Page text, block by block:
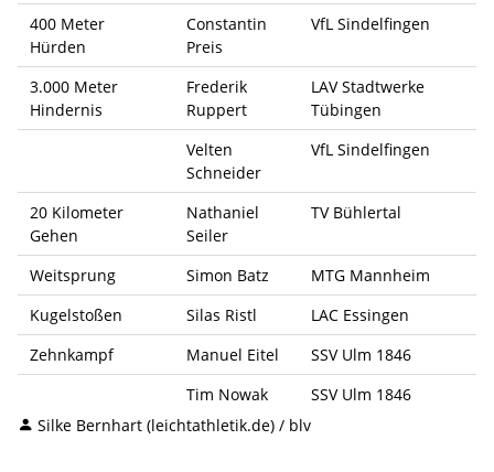
400 Meter
Hürden
Constantin
Preis
VfL Sindelfingen
3.000 Meter
Hindernis
Frederik
Ruppert
LAV Stadtwerke
Tübingen
Velten
Schneider
VfL Sindelfingen
20 Kilometer
Gehen
Nathaniel
Seiler
TV Bühlertal
Weitsprung Simon Batz
MTG Mannheim
Kugelstoßen
Silas Ristl
LAC Essingen
Zehnkampf
Manuel Eitel
SSV Ulm 1846
Tim Nowak
SSV Ulm 1846
Silke Bernhart (leichtathletik.de) / blv